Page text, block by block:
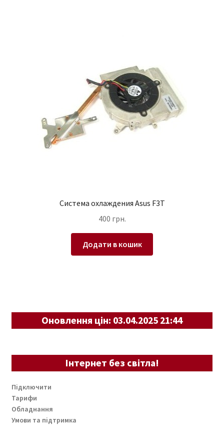
Система охлаждения Asus F3T
400 грн.
Додати в кошик
Оновлення цін: 03.04.2025 21:44
Інтернет без світла!
Підключити
Тарифи
Обладнання
Умови та підтримка